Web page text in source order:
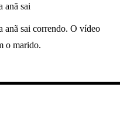
anã sai
anã sai correndo. O vídeo
o marido.